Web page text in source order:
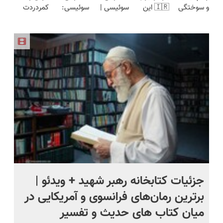
محدود)
قیمت بازار
و سوختگی
🇮🇷 این
سوئیسی |
ویزیت
رایگان+پرداخت
اقساطی😍
سوئیسی:
اروپا، سبک
و مقاوم |
پرداخت
قسطی
کمردردت
پرسشنامه و
دریافت راه
حل
جزئیات کتابخانه رهبر شهید + ویدئو |
برترین رمان‌های فرانسوی و آمریکایی در
میان کتاب های حدیث و تفسیر